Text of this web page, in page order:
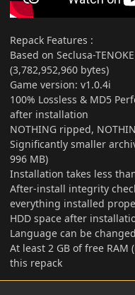
Repack Features :
Based on Seclusa-
(3,782,952,960 bytes)
Game version: v1.0.4i
100% Lossless & MD5
after installation
NOTHING ripped,
Significantly smaller
996 MB)
Installation takes less
After-install integrity
everything installed
HDD space after
Language can be
At least 2 GB of free
this repack